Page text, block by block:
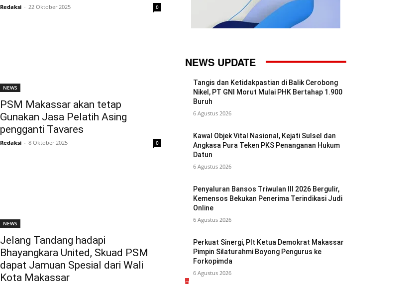
Redaksi - 22 Oktober 2025 0
NEWS
PSM Makassar akan tetap
Gunakan Jasa Pelatih Asing
pengganti Tavares
Redaksi - 8 Oktober 2025 0
NEWS
Jelang Tandang hadapi
Bhayangkara United, Skuad PSM
dapat Jamuan Spesial dari Wali
Kota Makassar
NEWS UPDATE
Tangis dan Ketidakpastian di Balik Cerobong
Nikel, PT GNI Morut Mulai PHK Bertahap 1.900
Buruh
6 Agustus 2026
Kawal Objek Vital Nasional, Kejati Sulsel dan
Angkasa Pura Teken PKS Penanganan Hukum
Datun
6 Agustus 2026
Penyaluran Bansos Triwulan III 2026 Bergulir,
Kemensos Bekukan Penerima Terindikasi Judi
Online
6 Agustus 2026
Perkuat Sinergi, Plt Ketua Demokrat Makassar
Pimpin Silaturahmi Boyong Pengurus ke
Forkopimda
6 Agustus 2026